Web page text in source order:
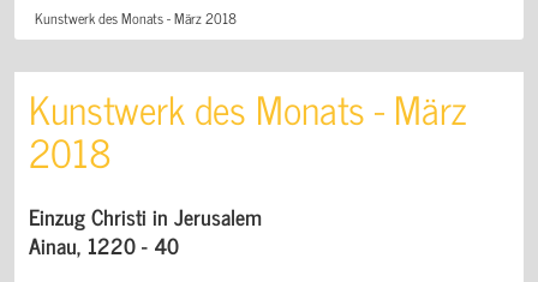
Kunstwerk des Monats - März 2018
Kunstwerk des Monats - März
2018
Einzug Christi in Jerusalem
Ainau, 1220 - 40